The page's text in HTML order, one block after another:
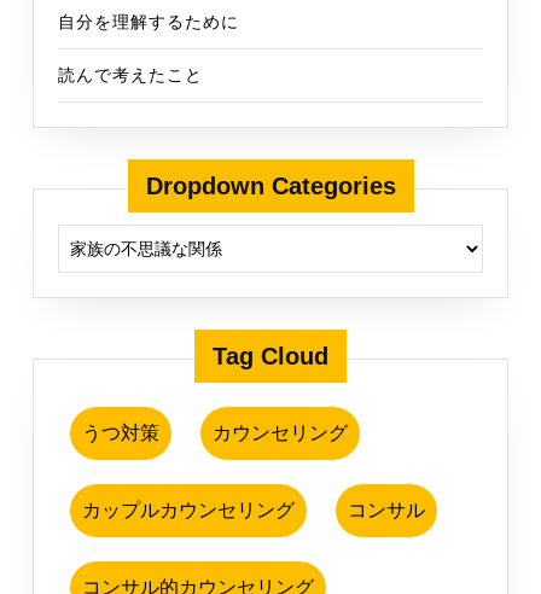
自分を理解するために
読んで考えたこと
Dropdown Categories
Tag Cloud
うつ対策 カウンセリング
カップルカウンセリング コンサル
コンサル的カウンセリング